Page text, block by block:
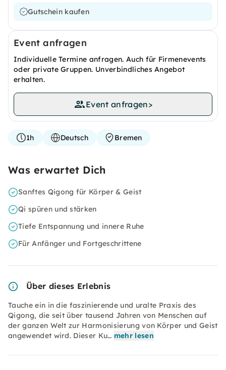
Gutschein kaufen
Event anfragen
Individuelle Termine anfragen. Auch für Firmenevents
oder private Gruppen. Unverbindliches Angebot
erhalten.
Event anfragen>
1h Deutsch Bremen
Was erwartet Dich
Sanftes Qigong für Körper & Geist
Qi spüren und stärken
Tiefe Entspannung und innere Ruhe
Für Anfänger und Fortgeschrittene
Über dieses Erlebnis
Tauche ein in die faszinierende und uralte Praxis des
Qigong, die seit über tausend Jahren von Menschen auf
der ganzen Welt zur Harmonisierung von Körper und Geist
angewendet wird. Dieser Ku… mehr lesen